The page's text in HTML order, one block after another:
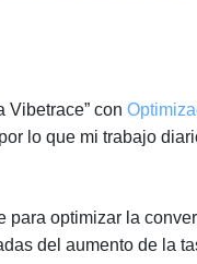
Vibetrace” con
lo que mi trabajo
optimizar la
del aumento de la